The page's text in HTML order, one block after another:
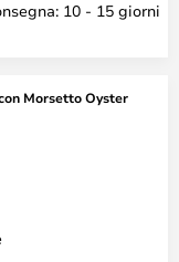
10 - 15 giorni
Morsetto Oyster